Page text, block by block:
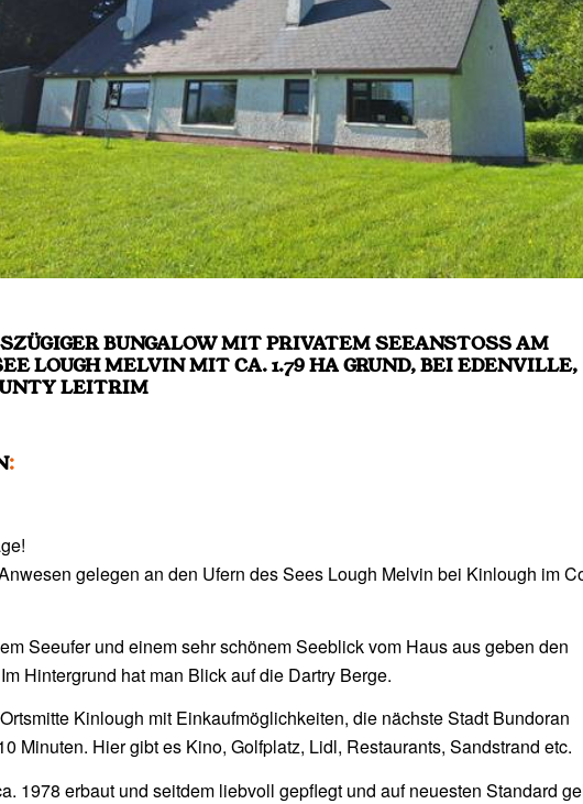
BUNGALOW MIT PRIVATEM SEEANSTOSS AM BE
MELVIN MIT CA. 1.79 HA GRUND, BEI EDENVILLE, KI
LEITRIM
:
gelegen an den Ufern des Sees Lough Melvin bei Kinlough im
Seeufer und einem sehr schönem Seeblick vom Haus aus geben den
Hintergrund hat man Blick auf die Dartry Berge.
Kinlough mit Einkaufmöglichkeiten, die nächste Stadt Bundoran
Minuten. Hier gibt es Kino, Golfplatz, Lidl, Restaurants, Sandstrand etc.
1978 erbaut und seitdem liebvoll gepflegt und auf neuesten Standard